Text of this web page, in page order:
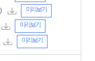
미리보기
미리보기
미리보기